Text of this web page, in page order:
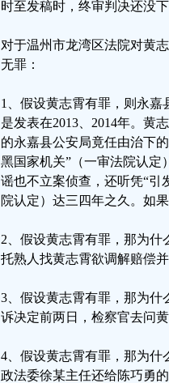
时至发稿时，终审判决还没
对于温州市龙湾区法院对黄
无罪：
1、假设黄志霄有罪，则永
是发表在2013、2014年。黄
的永嘉县公安局竟任由治下
黑国家机关”（一审法院认定
谣也不立案侦查，还听凭“引
院认定）达三四年之久。如
2、假设黄志霄有罪，那为
托熟人找黄志霄欲调解赔偿
3、假设黄志霄有罪，那为
诉决定前两日，检察官去问
4、假设黄志霄有罪，那为
政法委徐某主任还给陈巧勇